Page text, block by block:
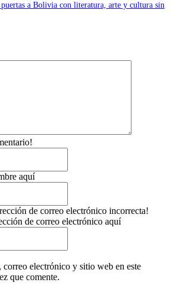
a Bolivia con literatura, arte y cultura sin
aquí
de correo electrónico incorrecta!
de correo electrónico aquí
electrónico y sitio web en este
que comente.